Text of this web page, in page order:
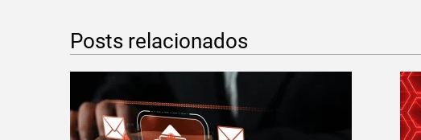
Posts relacionados